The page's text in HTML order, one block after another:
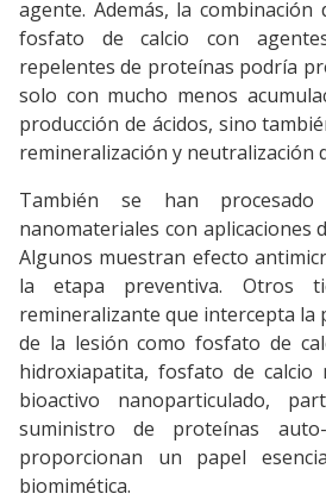
agente. Además, la combinación
fosfato de calcio con
repelentes de proteínas podría
solo con mucho menos
producción de ácidos, sino
remineralización y neutralización
También se han
nanomateriales con aplicaciones
Algunos muestran efecto
la etapa preventiva. Otros
remineralizante que intercepta
de la lesión como fosfato de
hidroxiapatita, fosfato de calcio
bioactivo nanoparticulado,
suministro de proteínas
proporcionan un papel
biomimética.